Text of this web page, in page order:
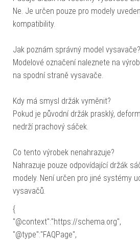
Ne. Je určen pouze pro modely
kompatibility.
Jak poznám správný model vysavače?
Modelové označení naleznete na
na spodní straně vysavače.
Kdy má smysl držák vyměnit?
Pokud je původní držák prasklý,
nedrží prachový sáček.
Co tento výrobek nenahrazuje?
Nahrazuje pouze odpovídající držák
modely. Není určen pro jiné systémy
vysavačů.
{
"@context":"https://schema.org",
"@type":"FAQPage",